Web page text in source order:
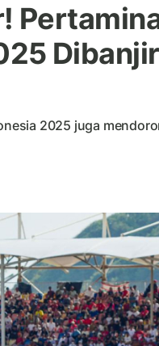
2025 juga